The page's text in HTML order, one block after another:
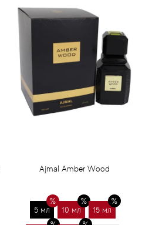
Ajmal Amber Wood
5 мл 10 мл 15 мл